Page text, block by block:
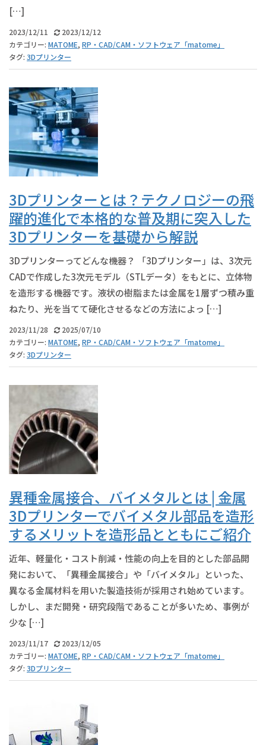
[…]
2023/12/11
2023/12/12
カテゴリー: MATOME, RP・CAD/CAM・ソフトウェア「matome」
タグ: 3Dプリンター
3Dプリンターとは？テクノロジーの飛
躍的進化で本格的な普及期に突入した
3Dプリンターを基礎から解説
3Dプリンターってどんな機器？ 「3Dプリンター」は、3次元
CADで作成した3次元モデル（STLデータ）をもとに、立体物
を造形する機器です。液状の樹脂または金属を1層ずつ積み重
ねたり、光を当てて硬化させるなどの方法によっ […]
2023/11/28
2025/07/10
カテゴリー: MATOME, RP・CAD/CAM・ソフトウェア「matome」
タグ: 3Dプリンター
異種金属接合、バイメタルとは | 金属
3Dプリンターでバイメタル部品を造形
するメリットを造形品とともにご紹介
近年、軽量化・コスト削減・性能の向上を目的とした部品開
発において、「異種金属接合」や「バイメタル」といった、
異なる金属材料を用いた製造技術が採用され始めています。
しかし、まだ開発・研究段階であることが多いため、事例が
少な […]
2023/11/17
2023/12/05
カテゴリー: MATOME, RP・CAD/CAM・ソフトウェア「matome」
タグ: 3Dプリンター